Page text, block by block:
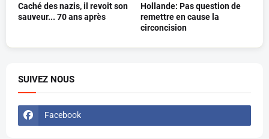
Caché des nazis, il revoit son
sauveur... 70 ans après
Hollande: Pas question de
remettre en cause la
circoncision
SUIVEZ NOUS
Facebook